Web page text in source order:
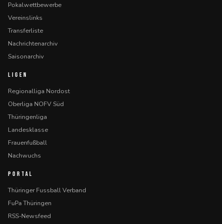
Pokalwettbewerbe
Vereinslinks
Transferliste
Nachrichtenarchiv
Saisonarchiv
LIGEN
Regionalliga Nordost
Oberliga NOFV Süd
Thüringenliga
Landesklasse
Frauenfußball
Nachwuchs
PORTAL
Thüringer Fussball Verband
FuPa Thüringen
RSS-Newsfeed